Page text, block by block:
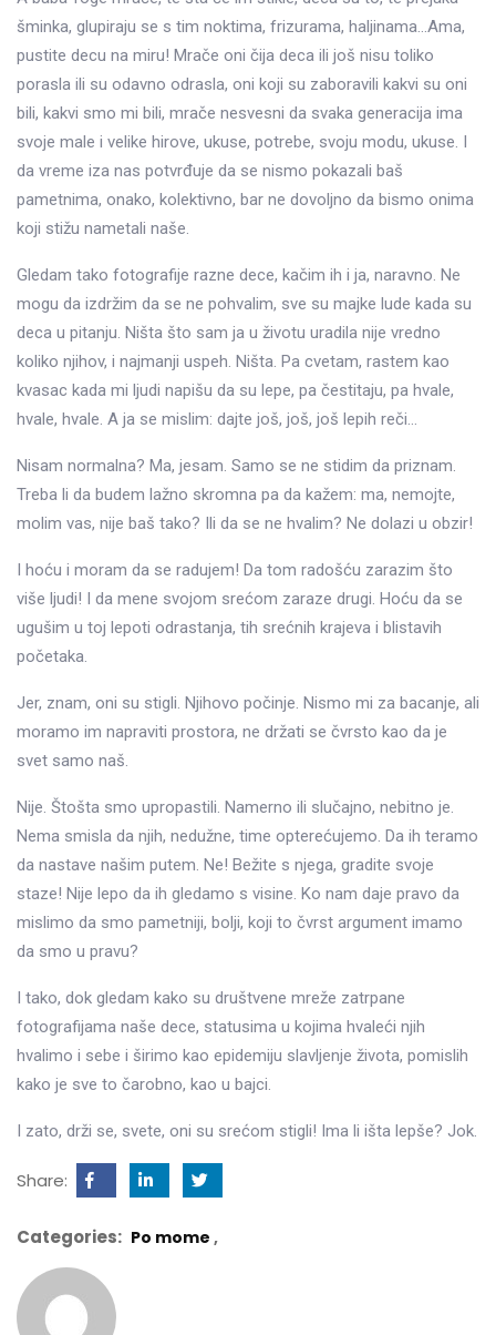
šminka, glupiraju se s tim noktima, frizurama, haljinama…Ama,
pustite decu na miru! Mrače oni čija deca ili još nisu toliko
porasla ili su odavno odrasla, oni koji su zaboravili kakvi su oni
bili, kakvi smo mi bili, mrače nesvesni da svaka generacija ima
svoje male i velike hirove, ukuse, potrebe, svoju modu, ukuse. I
da vreme iza nas potvrđuje da se nismo pokazali baš
pametnima, onako, kolektivno, bar ne dovoljno da bismo onima
koji stižu nametali naše.
Gledam tako fotografije razne dece, kačim ih i ja, naravno. Ne
mogu da izdržim da se ne pohvalim, sve su majke lude kada su
deca u pitanju. Ništa što sam ja u životu uradila nije vredno
koliko njihov, i najmanji uspeh. Ništa. Pa cvetam, rastem kao
kvasac kada mi ljudi napišu da su lepe, pa čestitaju, pa hvale,
hvale, hvale. A ja se mislim: dajte još, još, još lepih reči…
Nisam normalna? Ma, jesam. Samo se ne stidim da priznam.
Treba li da budem lažno skromna pa da kažem: ma, nemojte,
molim vas, nije baš tako? Ili da se ne hvalim? Ne dolazi u obzir!
I hoću i moram da se radujem! Da tom radošću zarazim što
više ljudi! I da mene svojom srećom zaraze drugi. Hoću da se
ugušim u toj lepoti odrastanja, tih srećnih krajeva i blistavih
početaka.
Jer, znam, oni su stigli. Njihovo počinje. Nismo mi za bacanje, ali
moramo im napraviti prostora, ne držati se čvrsto kao da je
svet samo naš.
Nije. Štošta smo upropastili. Namerno ili slučajno, nebitno je.
Nema smisla da njih, nedužne, time opterećujemo. Da ih teramo
da nastave našim putem. Ne! Bežite s njega, gradite svoje
staze! Nije lepo da ih gledamo s visine. Ko nam daje pravo da
mislimo da smo pametniji, bolji, koji to čvrst argument imamo
da smo u pravu?
I tako, dok gledam kako su društvene mreže zatrpane
fotografijama naše dece, statusima u kojima hvaleći njih
hvalimo i sebe i širimo kao epidemiju slavljenje života, pomislih
kako je sve to čarobno, kao u bajci.
I zato, drži se, svete, oni su srećom stigli! Ima li išta lepše? Jok.
Share:
Categories: Po mome